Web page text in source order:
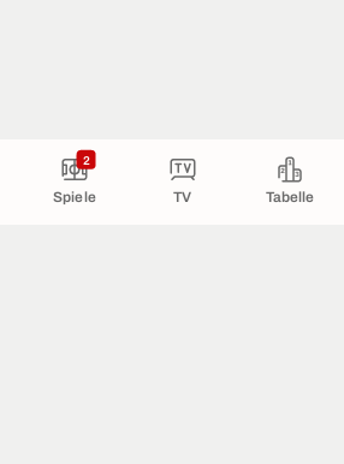
Spiele
2
TV Tabelle